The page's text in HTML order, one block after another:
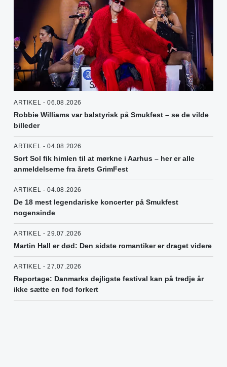
ARTIKEL - 06.08.2026
Robbie Williams var balstyrisk på Smukfest – se de vilde
billeder
ARTIKEL - 04.08.2026
Sort Sol fik himlen til at mørkne i Aarhus – her er alle
anmeldelserne fra årets GrimFest
ARTIKEL - 04.08.2026
De 18 mest legendariske koncerter på Smukfest
nogensinde
ARTIKEL - 29.07.2026
Martin Hall er død: Den sidste romantiker er draget videre
ARTIKEL - 27.07.2026
Reportage: Danmarks dejligste festival kan på tredje år
ikke sætte en fod forkert